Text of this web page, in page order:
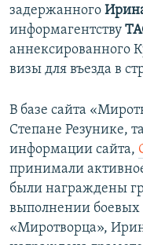
задержанного
информагентству
аннексированного
визы для въезда в
В базе сайта
Степане Резунике,
информации сайта,
принимали
были награждены
выполнении боевых
«Миротворца»,